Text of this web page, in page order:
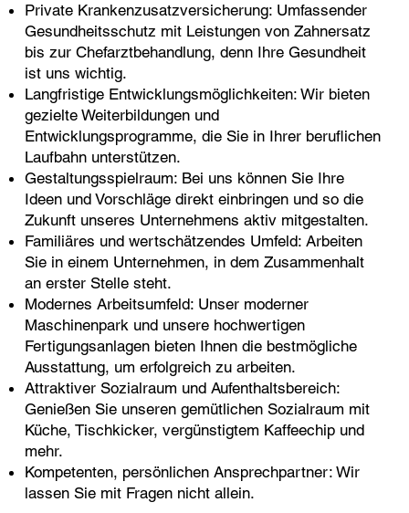
Private Krankenzusatzversicherung: Umfassender
Gesundheitsschutz mit Leistungen von Zahnersatz
bis zur Chefarztbehandlung, denn Ihre Gesundheit
ist uns wichtig.
Langfristige Entwicklungsmöglichkeiten: Wir bieten
gezielte Weiterbildungen und
Entwicklungsprogramme, die Sie in Ihrer beruflichen
Laufbahn unterstützen.
Gestaltungsspielraum: Bei uns können Sie Ihre
Ideen und Vorschläge direkt einbringen und so die
Zukunft unseres Unternehmens aktiv mitgestalten.
Familiäres und wertschätzendes Umfeld: Arbeiten
Sie in einem Unternehmen, in dem Zusammenhalt
an erster Stelle steht.
Modernes Arbeitsumfeld: Unser moderner
Maschinenpark und unsere hochwertigen
Fertigungsanlagen bieten Ihnen die bestmögliche
Ausstattung, um erfolgreich zu arbeiten.
Attraktiver Sozialraum und Aufenthaltsbereich:
Genießen Sie unseren gemütlichen Sozialraum mit
Küche, Tischkicker, vergünstigtem Kaffeechip und
mehr.
Kompetenten, persönlichen Ansprechpartner: Wir
lassen Sie mit Fragen nicht allein.